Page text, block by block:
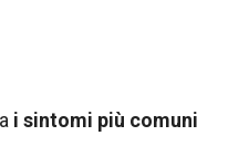
i sintomi più comuni